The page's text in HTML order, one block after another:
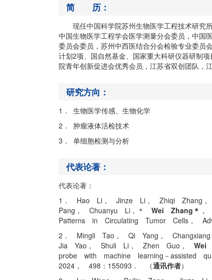
简 历：
现任中国科学院苏州生物医学工程技术研究
中国生物医学工程学会医学测量分会委员，中国
委员会委员，苏州中西医结合分会检验专业委员
计划2项、国自然基金、国家重大科研仪器研制
院青年创新促进会优秀会员，江苏省双创团队，
研究方向：
1． 生物医学传感、生物化学
2． 肿瘤液体活检技术
3． 单细胞检测与分析
代表论著：
代表论著：
1． Hao Li， Jinze Li， Zhiqi Zhang
Pang， Chuanyu Li，＊ Wei Zhang＊
Patterns in Circulating Tumor Cells，
2． Mingli Tao， Qi Yang，
Jia Yao， Shuli Li， Zhen Guo， Wei
probe with machine learning－assisted
2024， 498：155093． （通讯作者）